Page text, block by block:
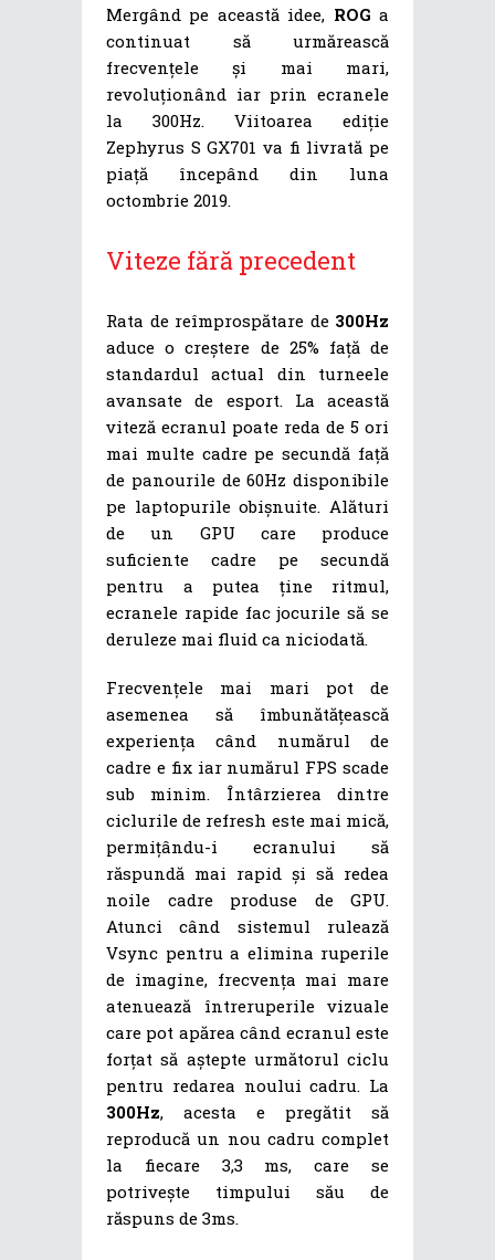
Mergând pe această idee, ROG a
continuat să urmărească
frecvențele și mai mari,
revoluționând iar prin ecranele
la 300Hz. Viitoarea ediție
Zephyrus S GX701 va fi livrată pe
piață începând din luna
octombrie 2019.
Viteze fără precedent
Rata de reîmprospătare de 300Hz
aduce o creștere de 25% față de
standardul actual din turneele
avansate de esport. La această
viteză ecranul poate reda de 5 ori
mai multe cadre pe secundă față
de panourile de 60Hz disponibile
pe laptopurile obișnuite. Alături
de un GPU care produce
suficiente cadre pe secundă
pentru a putea ține ritmul,
ecranele rapide fac jocurile să se
deruleze mai fluid ca niciodată.
Frecvențele mai mari pot de
asemenea să îmbunătățească
experiența când numărul de
cadre e fix iar numărul FPS scade
sub minim. Întârzierea dintre
ciclurile de refresh este mai mică,
permițându-i ecranului să
răspundă mai rapid și să redea
noile cadre produse de GPU.
Atunci când sistemul rulează
Vsync pentru a elimina ruperile
de imagine, frecvența mai mare
atenuează întreruperile vizuale
care pot apărea când ecranul este
forțat să aștepte următorul ciclu
pentru redarea noului cadru. La
300Hz, acesta e pregătit să
reproducă un nou cadru complet
la fiecare 3,3 ms, care se
potrivește timpului său de
răspuns de 3ms.